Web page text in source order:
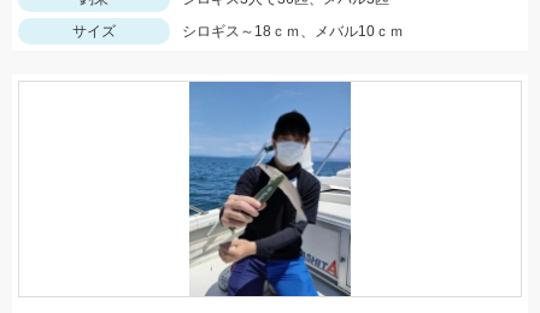
サイズ
シロギス～18ｃｍ、メバル10ｃｍ